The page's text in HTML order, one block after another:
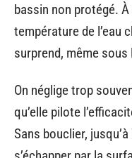
bassin non protégé.
température de l’eau
surprend, même sous
On néglige trop
qu’elle pilote
Sans bouclier,